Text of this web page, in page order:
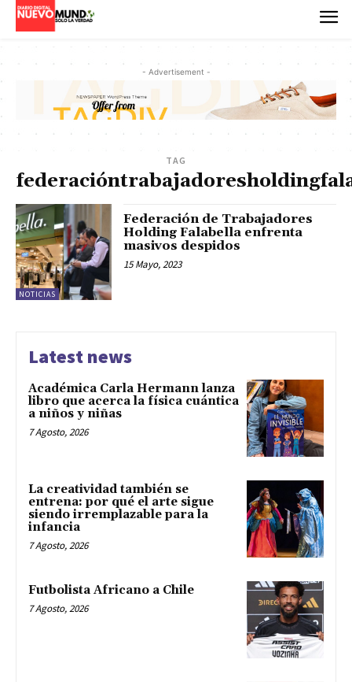
- Advertisement -
TAG
NOTICIAS
Federación de Trabajadores
Holding Falabella enfrenta
masivos despidos
15 Mayo, 2023
Latest news
Académica Carla Hermann lanza
libro que acerca la física cuántica
a niños y niñas
7 Agosto, 2026
La creatividad también se
entrena: por qué el arte sigue
siendo irremplazable para la
infancia
7 Agosto, 2026
Futbolista Africano a Chile
7 Agosto, 2026